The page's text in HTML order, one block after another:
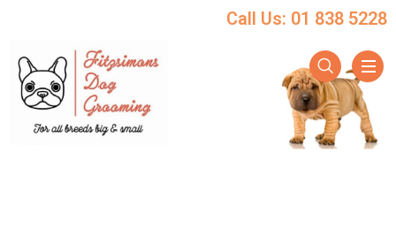
Call Us: 01 838 5228